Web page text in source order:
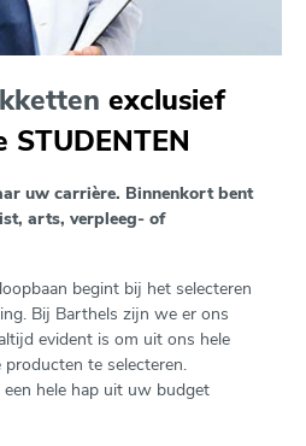
exclusief
uw carrière. Binnenkort bent
arts, verpleeg- of
begint bij het selecteren
Bij Barthels zijn we er ons
evident is om uit ons hele
producten te selecteren.
hele hap uit uw budget